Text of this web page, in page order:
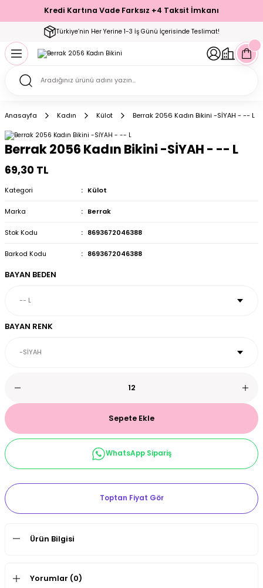
Kredi Kartına Vade Farksız +4 Taksit İmkanı
Türkiye’nin Her Yerine 1-3 İş Günü İçerisinde Teslimat!
Geri Dön
& Büstiyer Takım
Geri Dön
Geri Dön
Geri Dön
Setler
Geri Dön
Geri Dön
Geri Dön
Çorap
Geri Dön
Geri Dön
Anasayfa Kadın Külot Berrak 2056 Kadın Bikini -SİYAH - -- L
Berrak 2056 Kadın Bikini -SİYAH - -- L
69,30 TL
Kategori Külot
Marka Berrak
Stok Kodu 8693672046388
Barkod Kodu 8693672046388
BAYAN BEDEN
BAYAN RENK
Sepete Ekle
WhatsApp Sipariş
Toptan Fiyat Gör
Ürün Bilgisi
Yorumlar (0)